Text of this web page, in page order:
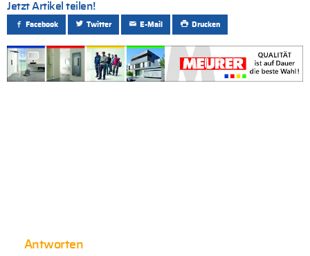
Jetzt Artikel teilen!
Facebook Twitter E-Mail Drucken
Antworten